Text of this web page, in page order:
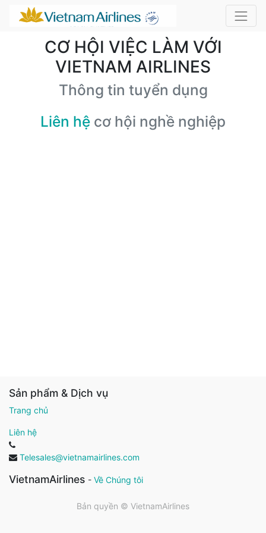
CƠ HỘI VIỆC LÀM VỚI
VIETNAM AIRLINES
Thông tin tuyển dụng
Liên hệ cơ hội nghề nghiệp
Sản phẩm & Dịch vụ
Trang chủ
Liên hệ
Telesales@vietnamairlines.com
VietnamAirlines - Về Chúng tôi
Bản quyền © VietnamAirlines